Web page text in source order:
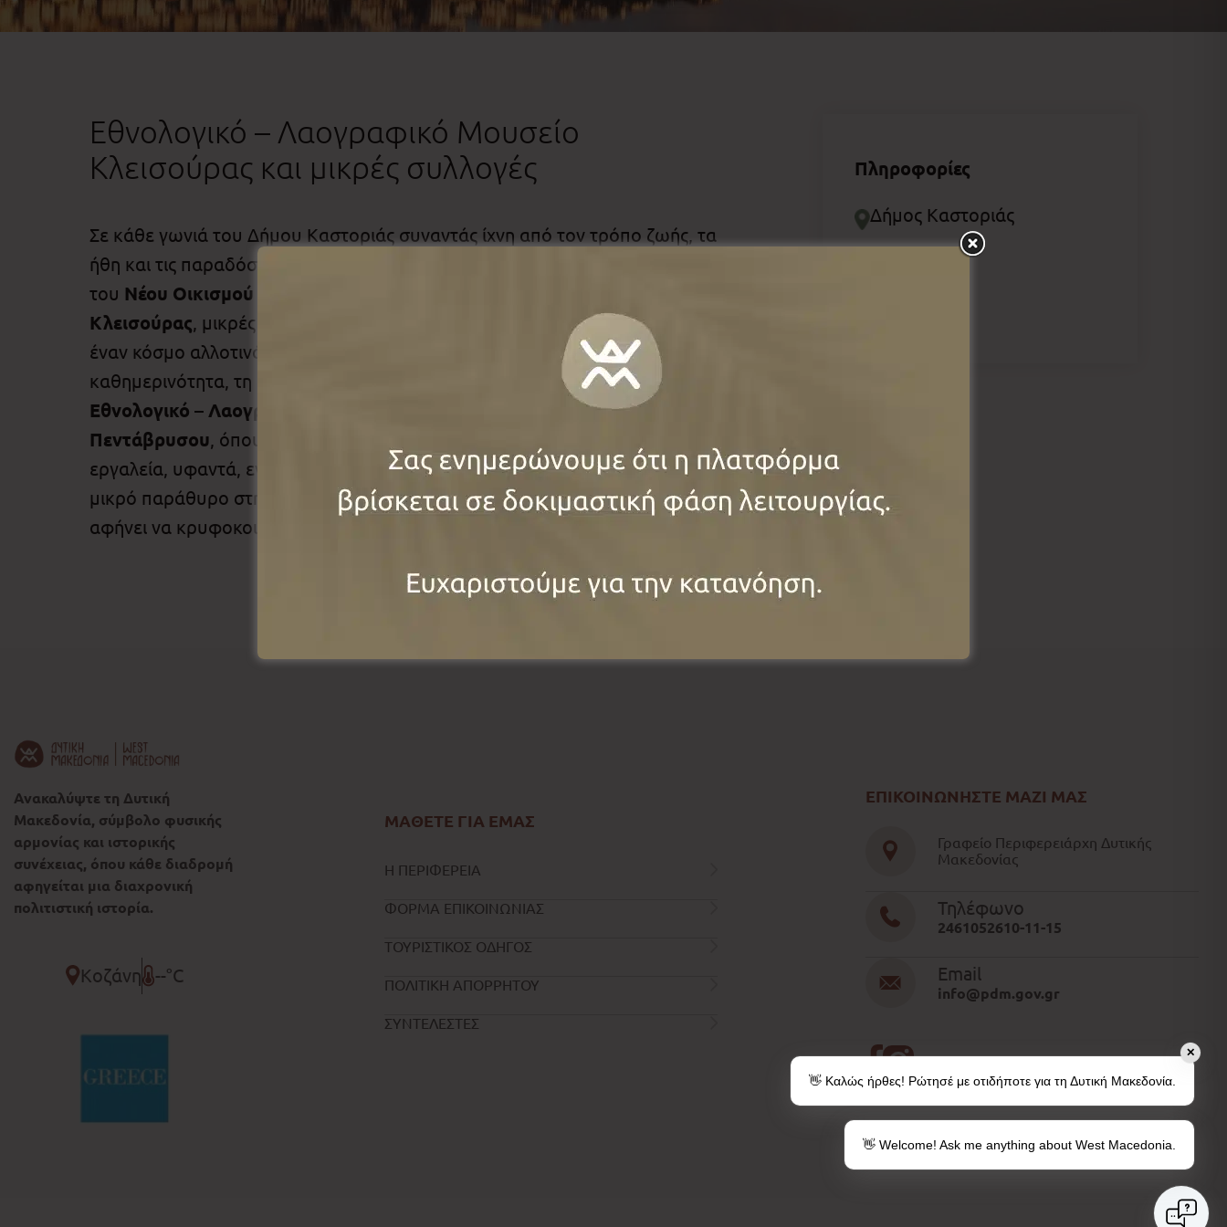
Εθνολογικό – Λαογραφικό Μουσείο
Κλεισούρας και μικρές συλλογές
Σε κάθε γωνιά του Δήμου Καστοριάς συναντάς ίχνη από τον τρόπο ζωής, τα
ήθη και τις παραδόσεις των ανθρώπων που έζησαν εδώ. Στους οικισμούς
του Νέου Οικισμού Κορεστίων
Κλεισούρας, μικρές λαογραφικές συλλογές σε καλούν να περιηγηθείς σε
έναν κόσμο αλλοτινό, μέσα από αντικείμενα που αφηγούνται την
καθημερινότητα, τη δουλειά και τις γιορτές του τόπου. Ξεχωρίζει το
Εθνολογικό – Λαογραφικό Μουσείο Κλεισούρας
, αλλά και η συλλογή της
Πεντάβρυσου, όπου ανακαλύπτεις αρχαιολογικά ευρήματα, παραδοσιακά
εργαλεία, υφαντά, ενδυμασίες και παλιές φωτογραφίες. Κάθε έκθεμα κι ένα
μικρό παράθυρο στην πολιτιστική διαδρομή των κοινοτήτων, που σε
αφήνει να κρυφοκοιτάξεις στους ρυθμούς και τις συνήθειες του χθες.
Πληροφορίες
Δήμος Καστοριάς
Ανακαλύψτε τη Δυτική
Μακεδονία, σύμβολο φυσικής
αρμονίας και ιστορικής
συνέχειας, όπου κάθε διαδρομή
αφηγείται μια διαχρονική
πολιτιστική ιστορία.
Κοζάνη --°C
ΜΑΘΕΤΕ ΓΙΑ ΕΜΑΣ
Η ΠΕΡΙΦΕΡΕΙΑ
ΦΟΡΜΑ ΕΠΙΚΟΙΝΩΝΙΑΣ
ΤΟΥΡΙΣΤΙΚΟΣ ΟΔΗΓΟΣ
ΠΟΛΙΤΙΚΗ ΑΠΟΡΡΗΤΟΥ
ΣΥΝΤΕΛΕΣΤΕΣ
ΕΠΙΚΟΙΝΩΝΗΣΤΕ ΜΑΖΙ ΜΑΣ
Γραφείο Περιφερειάρχη Δυτικής
Μακεδονίας
Τηλέφωνο
2461052610-11-15
Email
info@pdm.gov.gr
✕
👋 Καλώς ήρθες! Ρώτησέ με οτιδήποτε για τη Δυτική Μακεδονία.
👋 Welcome! Ask me anything about West Macedonia.